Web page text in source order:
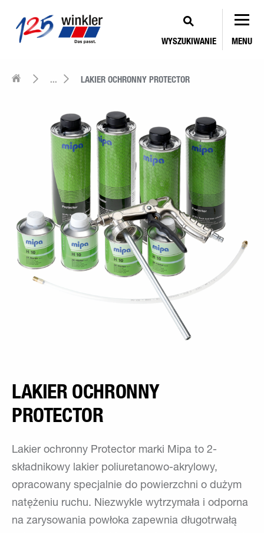
WYSZUKIWANIE MENU
... LAKIER OCHRONNY PROTECTOR
LAKIER OCHRONNY
PROTECTOR
Lakier ochronny Protector marki Mipa to 2-
składnikowy lakier poliuretanowo-akrylowy,
opracowany specjalnie do powierzchni o dużym
natężeniu ruchu. Niezwykle wytrzymała i odporna
na zarysowania powłoka zapewnia długotrwałą